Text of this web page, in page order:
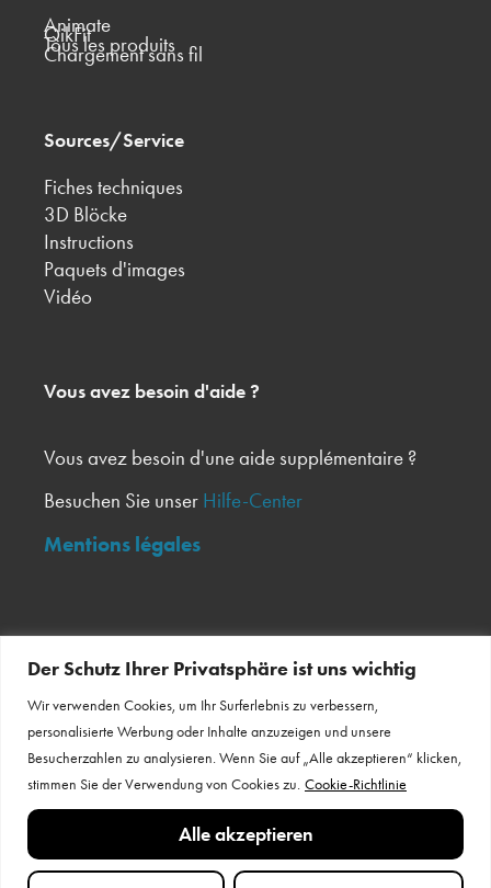
Der Schutz Ihrer Privatsphäre ist uns wichtig
Wir verwenden Cookies, um Ihr Surferlebnis zu verbessern,
personalisierte Werbung oder Inhalte anzuzeigen und unsere
Besucherzahlen zu analysieren. Wenn Sie auf „Alle akzeptieren“ klicken,
stimmen Sie der Verwendung von Cookies zu. Cookie-Richtlinie
Alle akzeptieren
Animate
QikFit
Tous les produits
Chargement sans fil
Sources/Service
Fiches techniques
3D Blöcke
Instructions
Paquets d'images
Vidéo
Vous avez besoin d'aide ?
Vous avez besoin d'une aide supplémentaire ?
Besuchen Sie unser Hilfe-Center
Mentions légales
Bulletin d'information
Restez en contact